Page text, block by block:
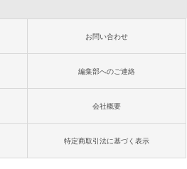
お問い合わせ
編集部へのご連絡
会社概要
特定商取引法に基づく表示